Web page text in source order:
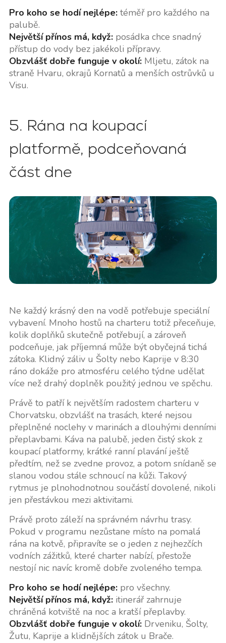
Pro koho se hodí nejlépe:téměř pro každého na
palubě.
Největší přínos má, když:posádka chce snadný
přístup do vody bez jakékoli přípravy.
Obzvlášť dobře funguje v okolí:Mljetu, zátok na
straně Hvaru, okrajů Kornatů a menších ostrůvků u
Visu.
5. Rána na koupací
platformě, podceňovaná
část dne
Ne každý krásný den na vodě potřebuje speciální
vybavení. Mnoho hostů na charteru totiž přeceňuje,
kolik doplňků skutečně potřebují, a zároveň
podceňuje, jak příjemná může být obyčejná tichá
zátoka. Klidný záliv u Šolty nebo Kaprije v 8:30
ráno dokáže pro atmosféru celého týdne udělat
více než drahý doplněk použitý jednou ve spěchu.
Právě to patří k největším radostem charteru v
Chorvatsku, obzvlášť na trasách, které nejsou
přeplněné noclehy v marinách a dlouhými denními
přeplavbami. Káva na palubě, jeden čistý skok z
koupací platformy, krátké ranní plavání ještě
předtím, než se zvedne provoz, a potom snídaně se
slanou vodou stále schnoucí na kůži. Takový
rytmus je plnohodnotnou součástí dovolené, nikoli
jen přestávkou mezi aktivitami.
Právě proto záleží na správném návrhu trasy.
Pokud v programu nezůstane místo na pomalá
rána na kotvě, připravíte se o jeden z nejhezčích
vodních zážitků, které charter nabízí, přestože
nestojí nic navíc kromě dobře zvoleného tempa.
Pro koho se hodí nejlépe:pro všechny.
Největší přínos má, když:itinerář zahrnuje
chráněná kotviště na noc a kratší přeplavby.
Obzvlášť dobře funguje v okolí:Drveniku, Šolty,
Žutu, Kaprije a klidnějších zátok u Brače.